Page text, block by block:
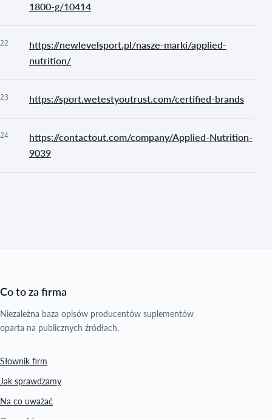
1800-g/10414
22
https://newlevelsport.pl/nasze-marki/applied-
nutrition/
23 https://sport.wetestyoutrust.com/certified-brands
24
https://contactout.com/company/Applied-Nutrition-
9039
Co to za firma
Niezależna baza opisów producentów suplementów
oparta na publicznych źródłach.
Słownik firm
Jak sprawdzamy
Na co uważać